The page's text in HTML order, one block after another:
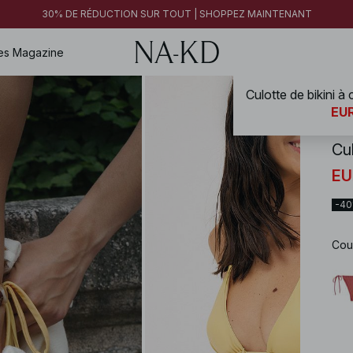
30% DE RÉDUCTION SUR TOUT | SHOPPEZ MAINTENANT
Magazine
NA-
-